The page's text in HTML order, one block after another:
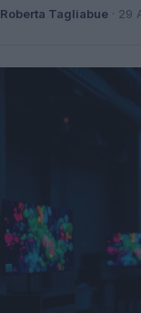
Roberta Tagliabue · 29